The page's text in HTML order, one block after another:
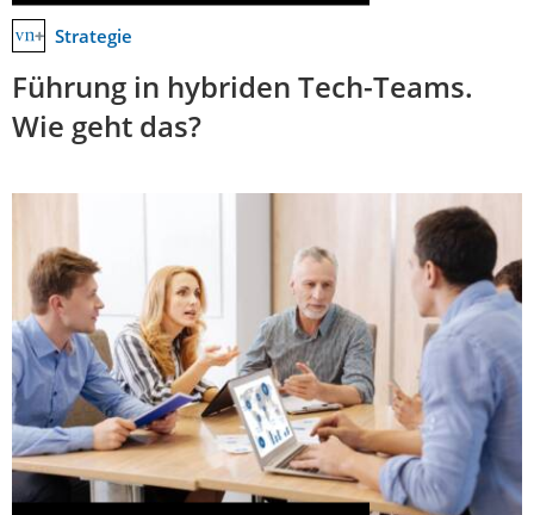
Strategie
Führung in hybriden Tech-Teams.
Wie geht das?